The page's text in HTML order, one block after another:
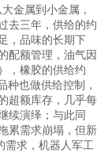
金属到小金属，
去三年，供给的约
，品味的长期下
配额管理，油气因
，橡胶的供给约
种也做供给控制，
超额库存，几乎每
续演绎；与此同
累需求崩塌，但新
需求，机器人军工